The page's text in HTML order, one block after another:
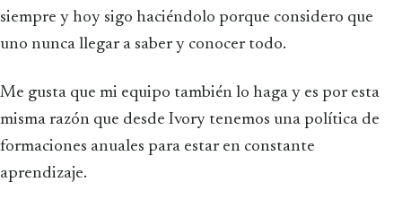
siempre y hoy sigo haciéndolo porque considero que
uno nunca llegar a saber y conocer todo.
Me gusta que mi equipo también lo haga y es por esta
misma razón que desde Ivory tenemos una política de
formaciones anuales para estar en constante
aprendizaje.